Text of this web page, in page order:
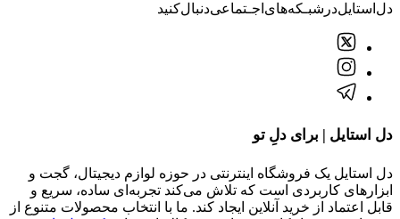
دل‌استایل‌در‌‌شبـکه‌های‌اجـتماعی‌دنبال‌کنید
دل استایل | برای دلِ تو
دل استایل یک فروشگاه اینترنتی در حوزه لوازم دیجیتال، گجت و
ابزارهای کاربردی است که تلاش می‌کند تجربه‌ای ساده، سریع و
قابل اعتماد از خرید آنلاین ایجاد کند. ما با انتخاب محصولات متنوع از